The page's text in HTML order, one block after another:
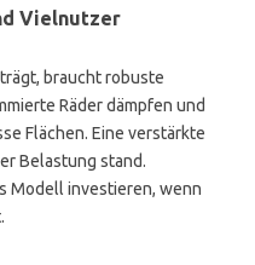
Vielnutzer
braucht robuste
Räder dämpfen und
Flächen. Eine verstärkte
Belastung stand.
Modell investieren, wenn